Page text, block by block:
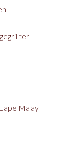
Malay